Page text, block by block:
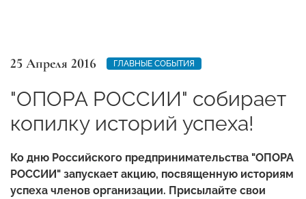
25 Апреля 2016 ГЛАВНЫЕ СОБЫТИЯ
"ОПОРА РОССИИ" собирает
копилку историй успеха!
Ко дню Российского предпринимательства "ОПОРА
РОССИИ" запускает акцию, посвященную историям
успеха членов организации. Присылайте свои